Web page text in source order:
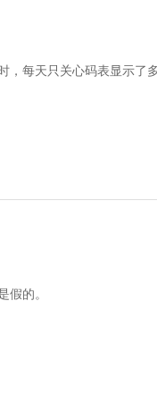
，每天只关心码表显示了
假的。